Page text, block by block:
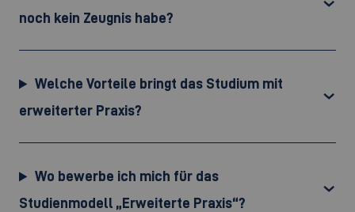
noch kein Zeugnis habe?
Welche Vorteile bringt das Studium mit
erweiterter Praxis?
Wo bewerbe ich mich für das
Studienmodell „Erweiterte Praxis“?